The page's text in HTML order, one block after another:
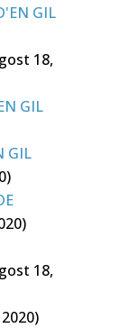
GIL
18,
GIL
GIL
18,